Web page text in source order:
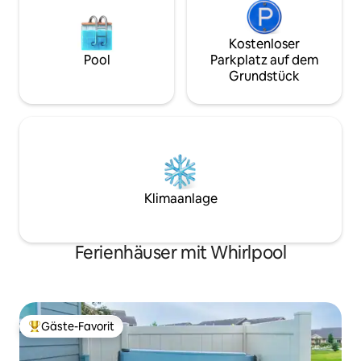
Pool
Kostenloser
Parkplatz auf dem
Grundstück
Klimaanlage
Ferienhäuser mit Whirlpool
Beliebter Gäste-Favorit.
Gäste-Favorit